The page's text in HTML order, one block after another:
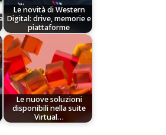
Le novità di Western
Digital: drive, memorie e
piattaforme
Le nuove soluzioni
disponibili nella suite
Virtual…